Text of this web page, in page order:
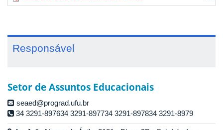
Responsável
Setor de Assuntos Educacionais
seaed@prograd.ufu.br
34 3291-897634 3291-897734 3291-897834 3291-8979